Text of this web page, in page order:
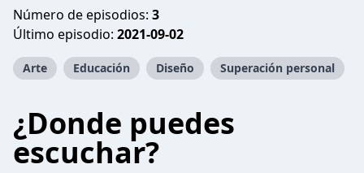
Número de episodios: 3
Último episodio: 2021-09-02
Arte Educación Diseño Superación personal
¿Donde puedes
escuchar?